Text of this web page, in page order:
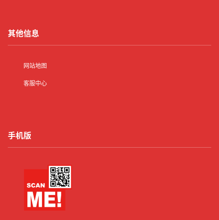
其他信息
网站地图
客服中心
手机版